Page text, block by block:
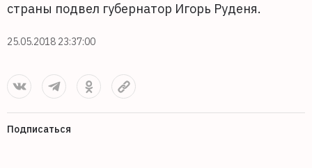
страны подвел губернатор Игорь Руденя.
25.05.2018 23:37:00
Подписаться